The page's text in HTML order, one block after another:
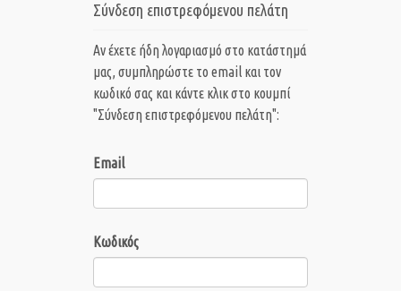
Σύνδεση επιστρεφόμενου πελάτη
Αν έχετε ήδη λογαριασμό στο κατάστημά
μας, συμπληρώστε το email και τον
κωδικό σας και κάντε κλικ στο κουμπί
"Σύνδεση επιστρεφόμενου πελάτη":
Email
Κωδικός